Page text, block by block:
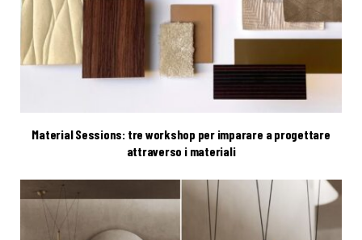
Material Sessions: tre workshop per imparare a progettare
attraverso i materiali